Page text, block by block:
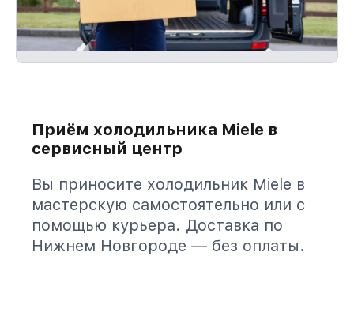
Приём холодильника Miele в
сервисный центр
Вы приносите холодильник Miele в
мастерскую самостоятельно или с
помощью курьера. Доставка по
Нижнем Новгороде — без оплаты.